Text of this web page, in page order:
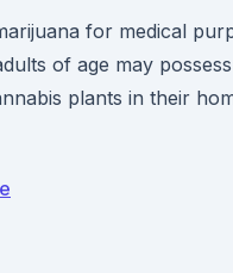
for medical
of age may
plants in their